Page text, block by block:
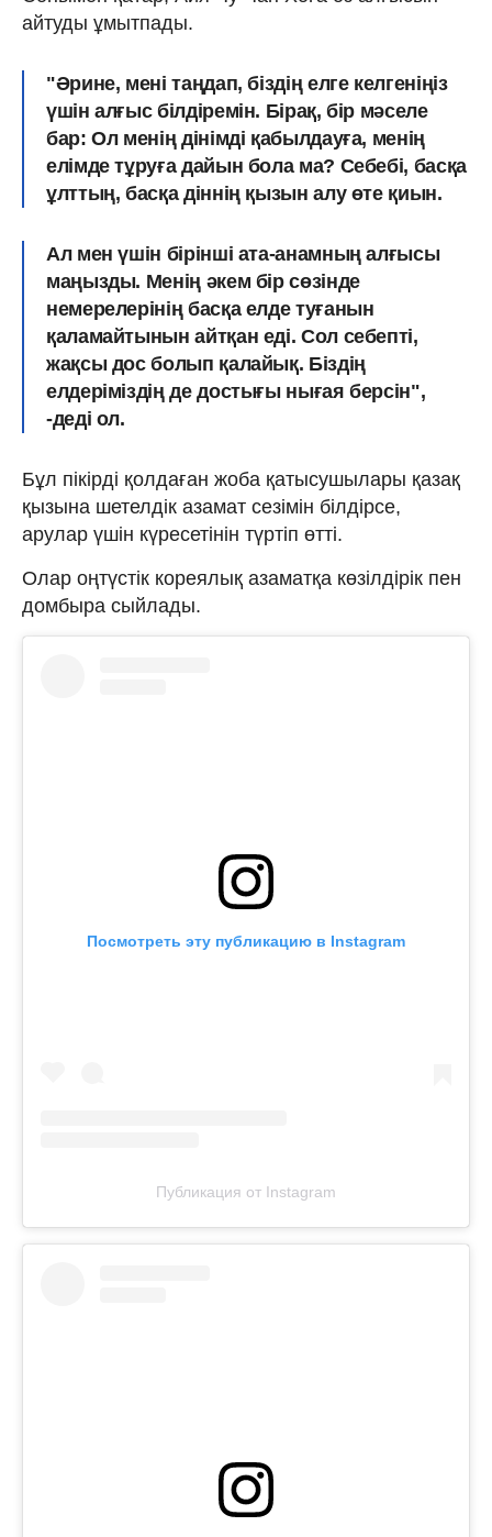
айтуды ұмытпады.
"Әрине, мені таңдап, біздің елге келгеніңіз
үшін алғыс білдіремін. Бірақ, бір мәселе
бар: Ол менің дінімді қабылдауға, менің
елімде тұруға дайын бола ма? Себебі, басқа
ұлттың, басқа діннің қызын алу өте қиын.
Ал мен үшін бірінші ата-анамның алғысы
маңызды. Менің әкем бір сөзінде
немерелерінің басқа елде туғанын
қаламайтынын айтқан еді. Сол себепті,
жақсы дос болып қалайық. Біздің
елдеріміздің де достығы нығая берсін",
-деді ол.
Бұл пікірді қолдаған жоба қатысушылары қазақ
қызына шетелдік азамат сезімін білдірсе,
арулар үшін күресетінін түртіп өтті.
Олар оңтүстік кореялық азаматқа көзілдірік пен
домбыра сыйлады.
Посмотреть эту публикацию в Instagram
Публикация от Instagram